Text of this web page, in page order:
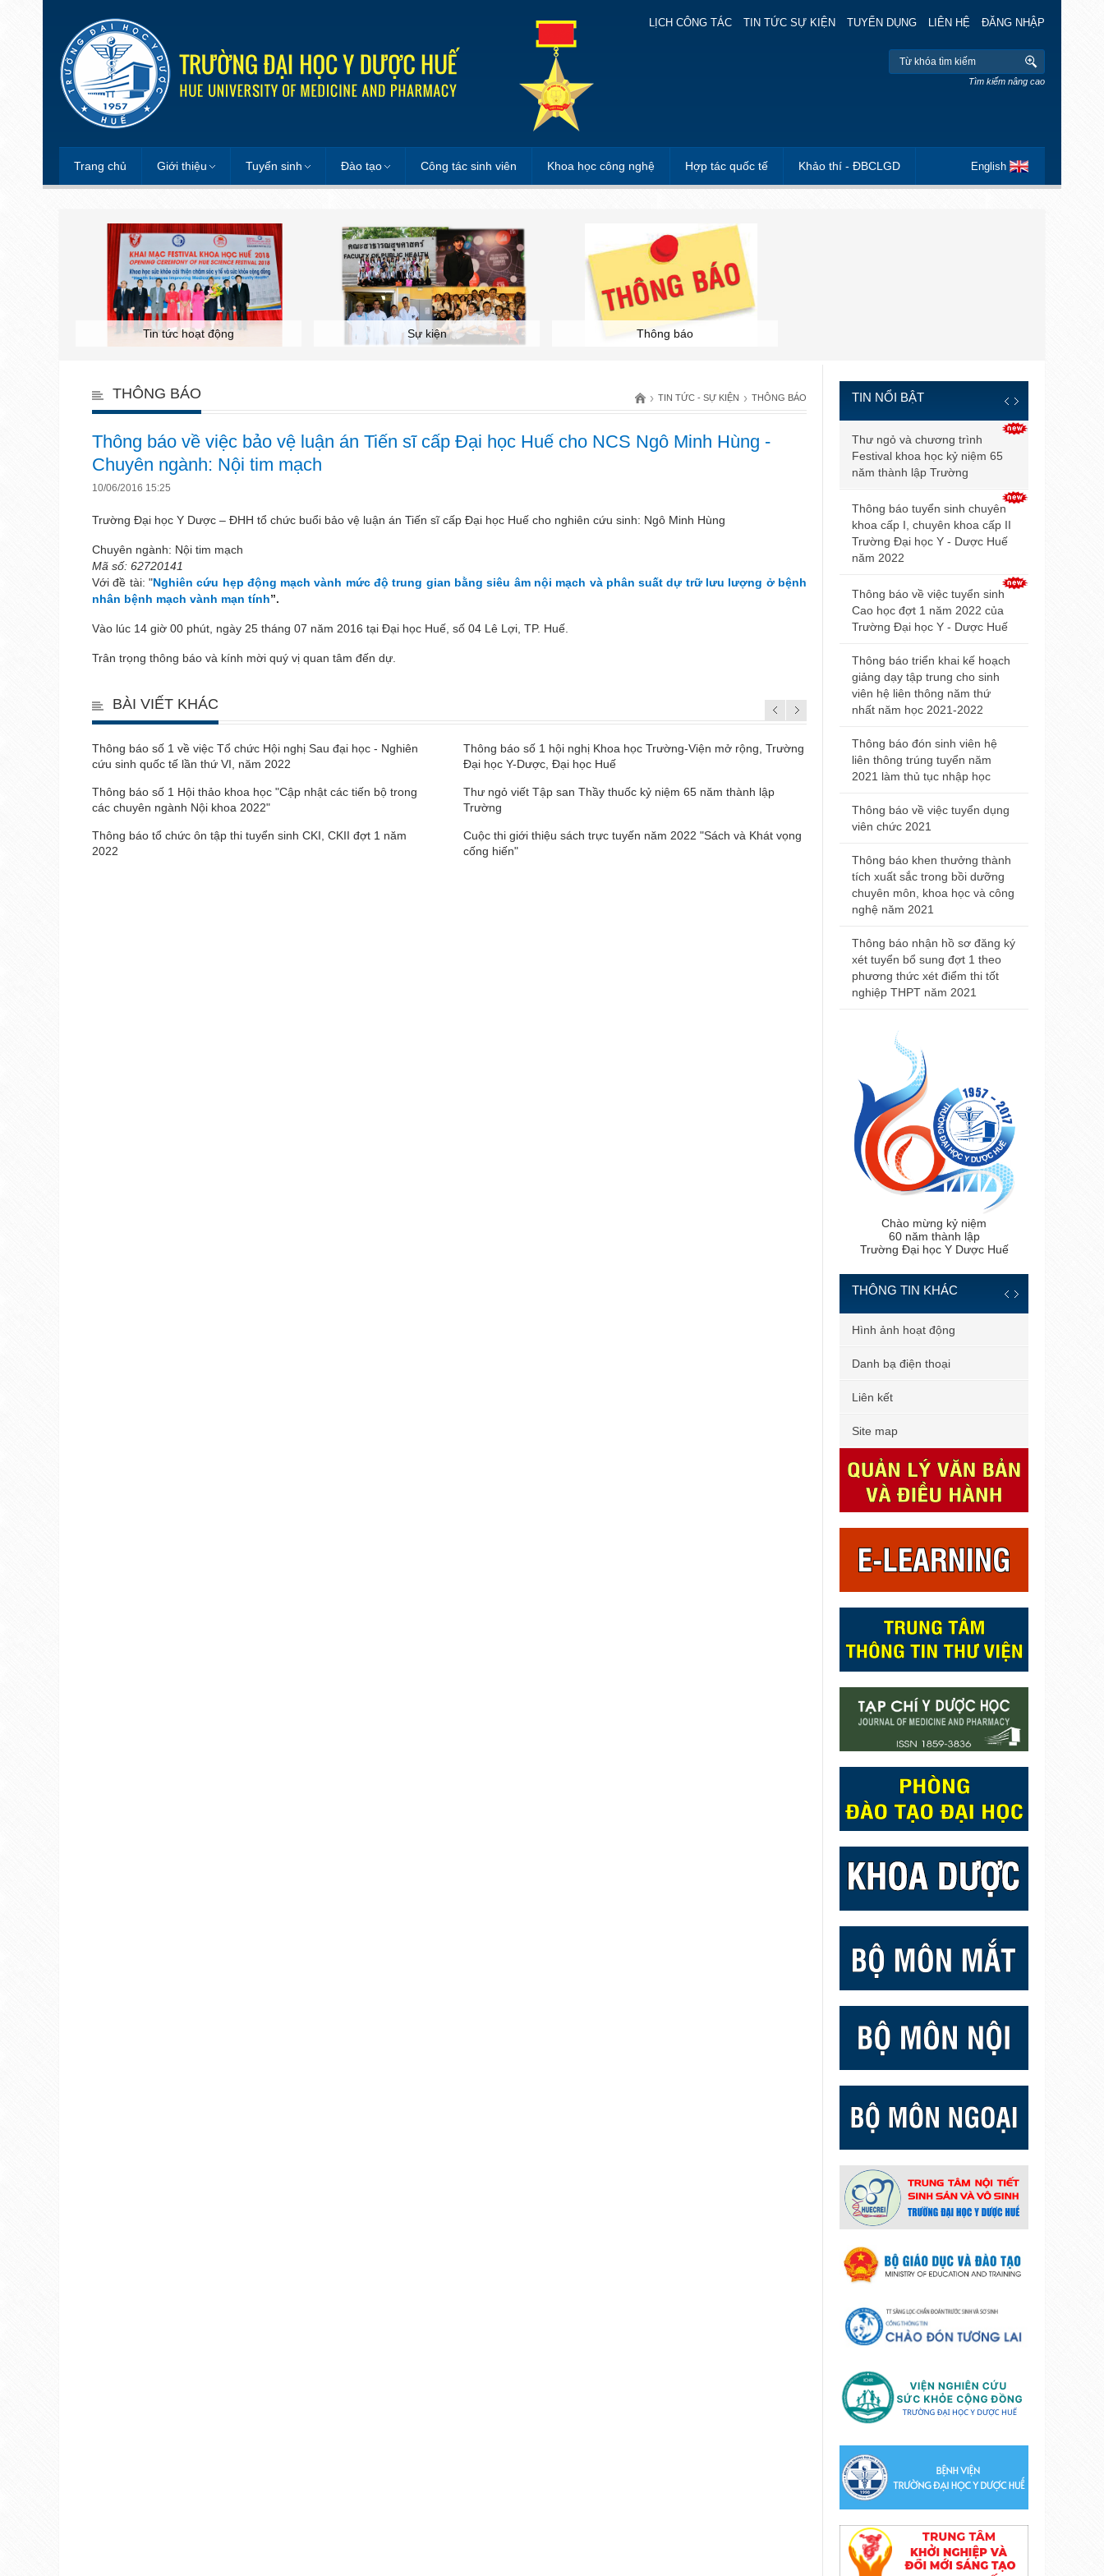
LỊCH CÔNG TÁC TIN TỨC SỰ KIỆN TUYỂN DỤNG LIÊN HỆ ĐĂNG NHẬP
Tìm kiếm nâng cao
Trang chủ Giới thiệu Tuyển sinh Đào tạo Công tác sinh viên Khoa học công nghệ Hợp tác quốc tế Khảo thí - ĐBCLGD English
Tin tức hoạt động Sự kiện Thông báo
THÔNG BÁO › TIN TỨC - SỰ KIỆN › THÔNG BÁO
Thông báo về việc bảo vệ luận án Tiến sĩ cấp Đại học Huế cho NCS Ngô Minh Hùng -
Chuyên ngành: Nội tim mạch
10/06/2016 15:25
Trường Đại học Y Dược – ĐHH tổ chức buổi bảo vệ luận án Tiến sĩ cấp Đại học Huế cho nghiên cứu sinh: Ngô Minh Hùng
Chuyên ngành: Nội tim mạch
Mã số: 62720141
Với đề tài: "Nghiên cứu hẹp động mạch vành mức độ trung gian bằng siêu âm nội mạch và phân suất dự trữ lưu lượng ở bệnh
nhân bệnh mạch vành mạn tính”.
Vào lúc 14 giờ 00 phút, ngày 25 tháng 07 năm 2016 tại Đại học Huế, số 04 Lê Lợi, TP. Huế.
Trân trọng thông báo và kính mời quý vị quan tâm đến dự.
BÀI VIẾT KHÁC
Thông báo số 1 về việc Tổ chức Hội nghị Sau đại học - Nghiên
cứu sinh quốc tế lần thứ VI, năm 2022
Thông báo số 1 Hội thảo khoa học "Cập nhật các tiến bộ trong
các chuyên ngành Nội khoa 2022"
Thông báo tổ chức ôn tập thi tuyển sinh CKI, CKII đợt 1 năm
2022
Thông báo số 1 hội nghị Khoa học Trường-Viện mở rộng, Trường
Đại học Y-Dược, Đại học Huế
Thư ngỏ viết Tập san Thầy thuốc kỷ niệm 65 năm thành lập
Trường
Cuộc thi giới thiệu sách trực tuyến năm 2022 "Sách và Khát vọng
cống hiến"
Thư ngỏ và chương trình Festival khoa học kỷ niệm 65
thành lập Trường
Trường Đại học Y - Dược Huế năm 2022
TIN NỔI BẬT
Thư ngỏ và chương trình
Festival khoa học kỷ niệm 65
năm thành lập Trường
Thông báo tuyển sinh chuyên
khoa cấp I, chuyên khoa cấp II
Trường Đại học Y - Dược Huế
năm 2022
Thông báo về việc tuyển sinh
Cao học đợt 1 năm 2022 của
Trường Đại học Y - Dược Huế
Thông báo triển khai kế hoạch
giảng dạy tập trung cho sinh
viên hệ liên thông năm thứ
nhất năm học 2021-2022
Thông báo đón sinh viên hệ
liên thông trúng tuyển năm
2021 làm thủ tục nhập học
Thông báo về việc tuyển dụng
viên chức 2021
Thông báo khen thưởng thành
tích xuất sắc trong bồi dưỡng
chuyên môn, khoa học và công
nghệ năm 2021
Thông báo nhận hồ sơ đăng ký
xét tuyển bổ sung đợt 1 theo
phương thức xét điểm thi tốt
nghiệp THPT năm 2021
Chào mừng kỷ niệm
60 năm thành lập
Trường Đại học Y Dược Huế
THÔNG TIN KHÁC
Hình ảnh hoạt động
Danh bạ điện thoại
Liên kết
Site map